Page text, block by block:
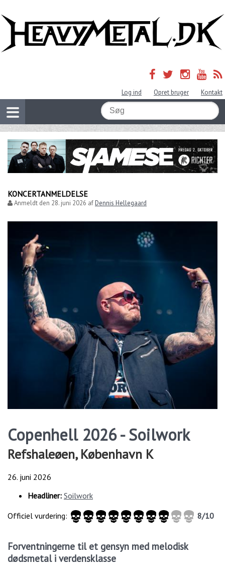
Log ind Opret bruger Kontakt
KONCERTANMELDELSE
Anmeldt den 28. juni 2026 afDennis Hellegaard
Copenhell 2026 - Soilwork
Refshaleøen, København K
26. juni 2026
Headliner: Soilwork
Officiel vurdering:
8/10
Forventningerne til et gensyn med melodisk
dødsmetal i verdensklasse